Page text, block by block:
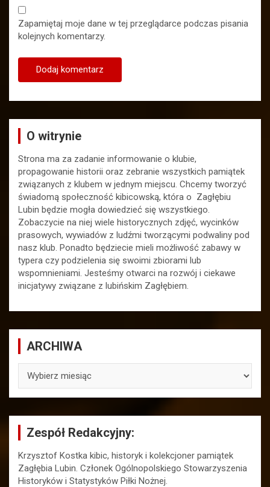
Zapamiętaj moje dane w tej przeglądarce podczas pisania
kolejnych komentarzy.
O witrynie
Strona ma za zadanie informowanie o klubie,
propagowanie historii oraz zebranie wszystkich pamiątek
związanych z klubem w jednym miejscu. Chcemy tworzyć
świadomą społeczność kibicowską, która o Zagłębiu
Lubin będzie mogła dowiedzieć się wszystkiego.
Zobaczycie na niej wiele historycznych zdjęć, wycinków
prasowych, wywiadów z ludźmi tworzącymi podwaliny pod
nasz klub. Ponadto będziecie mieli możliwość zabawy w
typera czy podzielenia się swoimi zbiorami lub
wspomnieniami. Jesteśmy otwarci na rozwój i ciekawe
inicjatywy związane z lubińskim Zagłębiem.
ARCHIWA
Zespół Redakcyjny:
Krzysztof Kostka kibic, historyk i kolekcjoner pamiątek
Zagłębia Lubin. Członek Ogólnopolskiego Stowarzyszenia
Historyków i Statystyków Piłki Nożnej.